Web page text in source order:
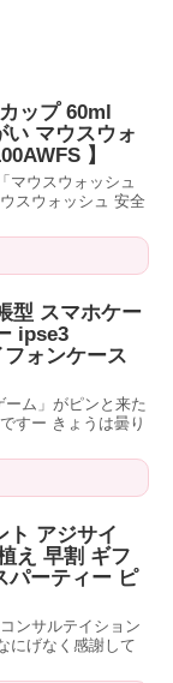
ップ 60ml
い マウスウォ
】
マウスウォッシュ
スウォッシュ 安全
型 スマホケー
ipse3
ォンケース
ム」がピンと来た
すー きょうは曇り
ト アジサイ
え 早割 ギフ
パーティー ピ
ンサルテイション
にげなく感謝して